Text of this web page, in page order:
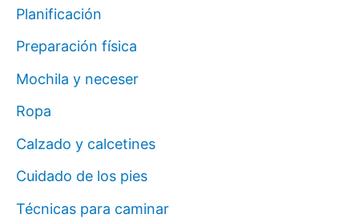
Planificación
Preparación física
Mochila y neceser
Ropa
Calzado y calcetines
Cuidado de los pies
Técnicas para caminar